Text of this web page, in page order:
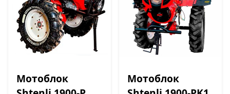
Мотоблок
Мотоблок